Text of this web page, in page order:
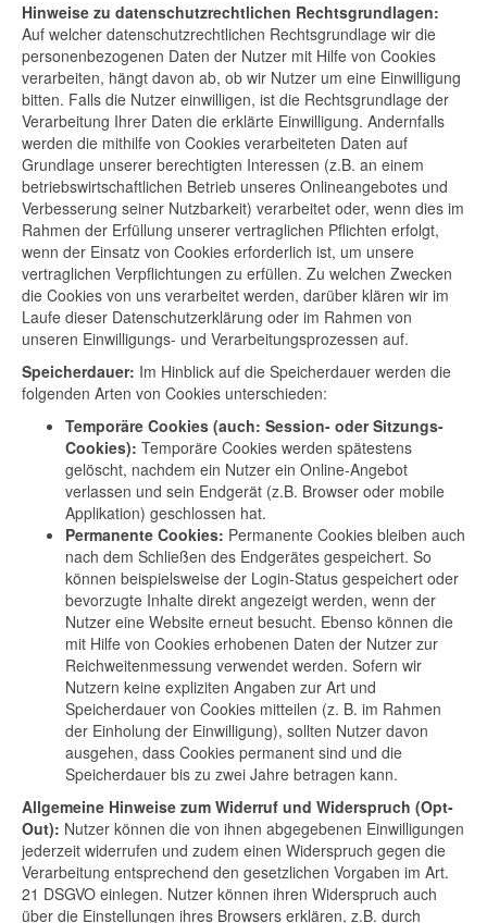
Hinweise zu datenschutzrechtlichen Rechtsgrundlagen:
Auf welcher datenschutzrechtlichen Rechtsgrundlage wir die
personenbezogenen Daten der Nutzer mit Hilfe von Cookies
verarbeiten, hängt davon ab, ob wir Nutzer um eine Einwilligung
bitten. Falls die Nutzer einwilligen, ist die Rechtsgrundlage der
Verarbeitung Ihrer Daten die erklärte Einwilligung. Andernfalls
werden die mithilfe von Cookies verarbeiteten Daten auf
Grundlage unserer berechtigten Interessen (z.B. an einem
betriebswirtschaftlichen Betrieb unseres Onlineangebotes und
Verbesserung seiner Nutzbarkeit) verarbeitet oder, wenn dies im
Rahmen der Erfüllung unserer vertraglichen Pflichten erfolgt,
wenn der Einsatz von Cookies erforderlich ist, um unsere
vertraglichen Verpflichtungen zu erfüllen. Zu welchen Zwecken
die Cookies von uns verarbeitet werden, darüber klären wir im
Laufe dieser Datenschutzerklärung oder im Rahmen von
unseren Einwilligungs- und Verarbeitungsprozessen auf.
Speicherdauer: Im Hinblick auf die Speicherdauer werden die
folgenden Arten von Cookies unterschieden:
Temporäre Cookies (auch: Session- oder Sitzungs-
Cookies): Temporäre Cookies werden spätestens
gelöscht, nachdem ein Nutzer ein Online-Angebot
verlassen und sein Endgerät (z.B. Browser oder mobile
Applikation) geschlossen hat.
Permanente Cookies: Permanente Cookies bleiben auch
nach dem Schließen des Endgerätes gespeichert. So
können beispielsweise der Login-Status gespeichert oder
bevorzugte Inhalte direkt angezeigt werden, wenn der
Nutzer eine Website erneut besucht. Ebenso können die
mit Hilfe von Cookies erhobenen Daten der Nutzer zur
Reichweitenmessung verwendet werden. Sofern wir
Nutzern keine expliziten Angaben zur Art und
Speicherdauer von Cookies mitteilen (z. B. im Rahmen
der Einholung der Einwilligung), sollten Nutzer davon
ausgehen, dass Cookies permanent sind und die
Speicherdauer bis zu zwei Jahre betragen kann.
Allgemeine Hinweise zum Widerruf und Widerspruch (Opt-
Out): Nutzer können die von ihnen abgegebenen Einwilligungen
jederzeit widerrufen und zudem einen Widerspruch gegen die
Verarbeitung entsprechend den gesetzlichen Vorgaben im Art.
21 DSGVO einlegen. Nutzer können ihren Widerspruch auch
über die Einstellungen ihres Browsers erklären, z.B. durch